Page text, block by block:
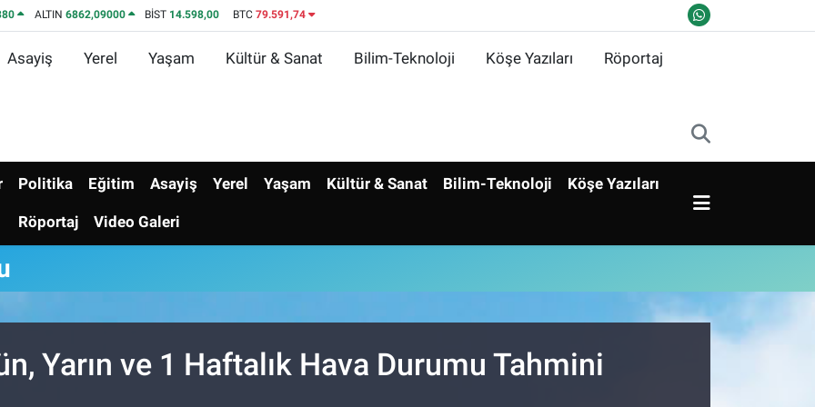
ALTIN 6862,09000 BİST 14.598,00 BTC 79.591,74
Asayiş Yerel Yaşam Kültür & Sanat Bilim-Teknoloji Köşe Yazıları Röportaj
Politika Eğitim Asayiş Yerel Yaşam Kültür & Sanat Bilim-Teknoloji Köşe Yazıları
Röportaj Video Galeri
Yarın ve 1 Haftalık Hava Durumu Tahmini